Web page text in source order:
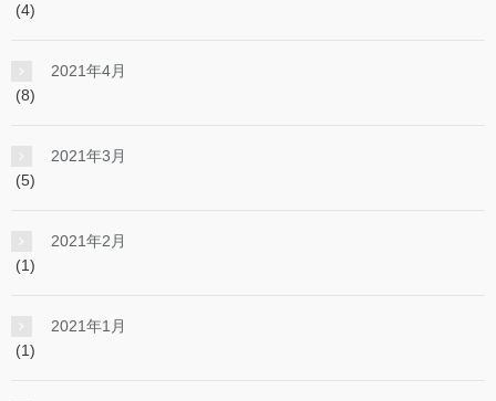
(4)
2021年4月
(8)
2021年3月
(5)
2021年2月
(1)
2021年1月
(1)